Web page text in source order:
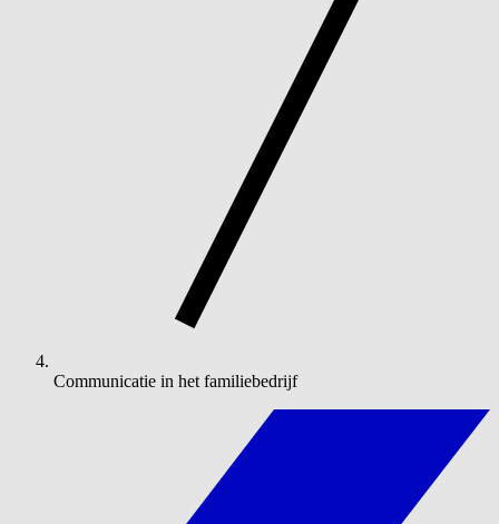
Communicatie in het familiebedrijf